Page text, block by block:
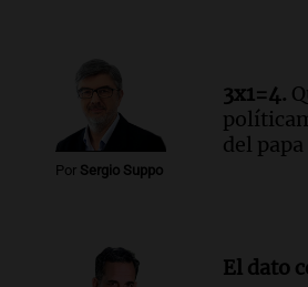
Episodios
Audio.
Continúan
corrupción con
exponen graves
Noticias
delincuentes asaltan
una sola noche
Por Sergio Suppo
3x1=4.
del
El dato